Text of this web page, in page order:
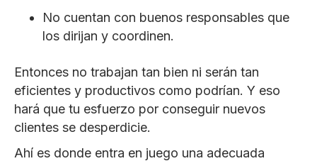
No cuentan con buenos responsables que
los dirijan y coordinen.
Entonces no trabajan tan bien ni serán tan
eficientes y productivos como podrían. Y eso
hará que tu esfuerzo por conseguir nuevos
clientes se desperdicie.
Ahí es donde entra en juego una adecuada